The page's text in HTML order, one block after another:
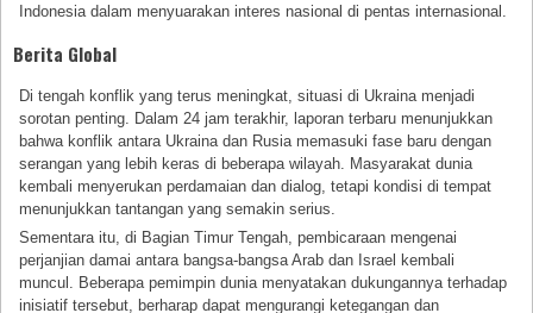
Indonesia dalam menyuarakan interes nasional di pentas internasional.
Berita Global
Di tengah konflik yang terus meningkat, situasi di Ukraina menjadi
sorotan penting. Dalam 24 jam terakhir, laporan terbaru menunjukkan
bahwa konflik antara Ukraina dan Rusia memasuki fase baru dengan
serangan yang lebih keras di beberapa wilayah. Masyarakat dunia
kembali menyerukan perdamaian dan dialog, tetapi kondisi di tempat
menunjukkan tantangan yang semakin serius.
Sementara itu, di Bagian Timur Tengah, pembicaraan mengenai
perjanjian damai antara bangsa-bangsa Arab dan Israel kembali
muncul. Beberapa pemimpin dunia menyatakan dukungannya terhadap
inisiatif tersebut, berharap dapat mengurangi ketegangan dan